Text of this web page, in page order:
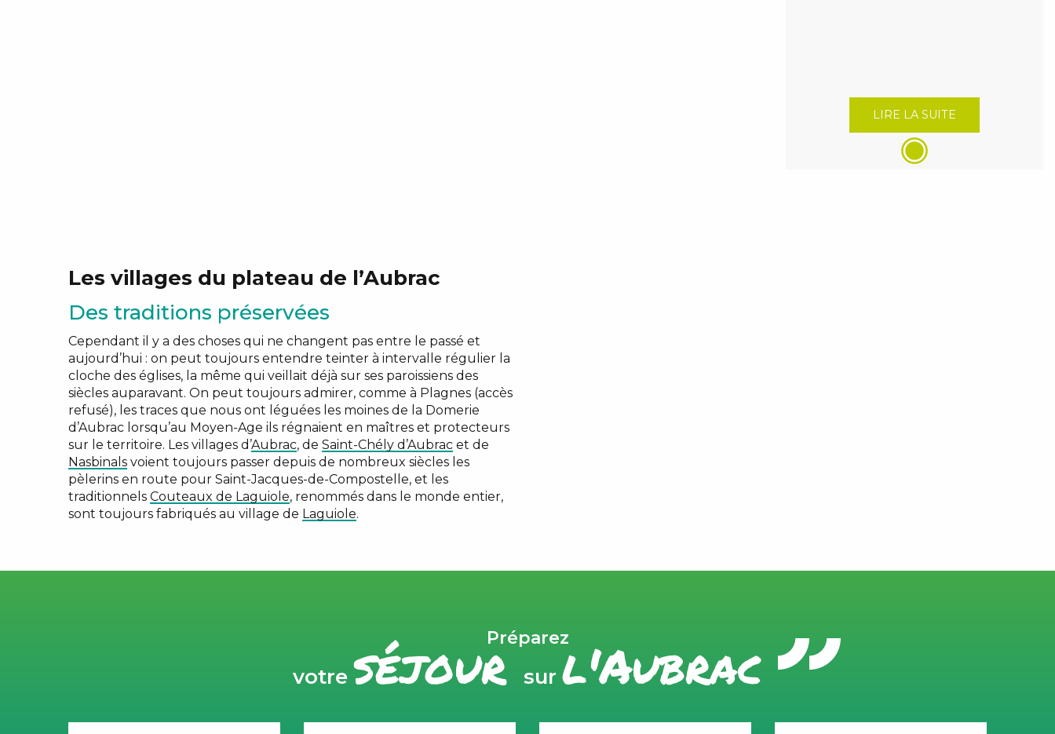
LIRE LA SUITE
Les villages du plateau de l’Aubrac
Des traditions préservées
Cependant il y a des choses qui ne changent pas entre le passé et
aujourd’hui : on peut toujours entendre teinter à intervalle régulier la
cloche des églises, la même qui veillait déjà sur ses paroissiens des
siècles auparavant. On peut toujours admirer, comme à Plagnes (accès
refusé), les traces que nous ont léguées les moines de la Domerie
d’Aubrac lorsqu’au Moyen-Age ils régnaient en maîtres et protecteurs
sur le territoire. Les villages d’Aubrac, de Saint-Chély d’Aubrac et de
Nasbinals voient toujours passer depuis de nombreux siècles les
pèlerins en route pour Saint-Jacques-de-Compostelle, et les
traditionnels Couteaux de Laguiole, renommés dans le monde entier,
sont toujours fabriqués au village de Laguiole.
Préparez
votre séjoursur l'Aubrac